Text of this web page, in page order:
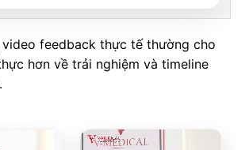
video feedback thực tế thường cho
hơn về trải nghiệm và timeline